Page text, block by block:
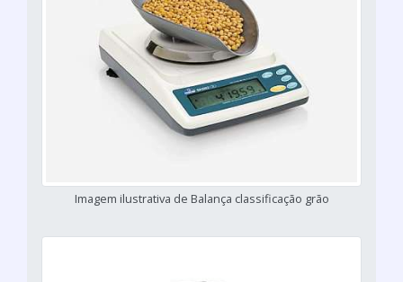
Imagem ilustrativa de Balança classificação grão